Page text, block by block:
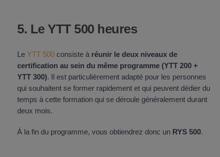
5. Le YTT 500 heures
Le YTT 500 consiste à réunir le deux niveaux de
certification au sein du même programme (YTT 200 +
YTT 300). Il est particulièrement adapté pour les personnes
qui souhaitent se former rapidement et qui peuvent dédier du
temps à cette formation qui se déroule généralement durant
deux mois.
À la fin du programme, vous obtiendrez donc un RYS 500.